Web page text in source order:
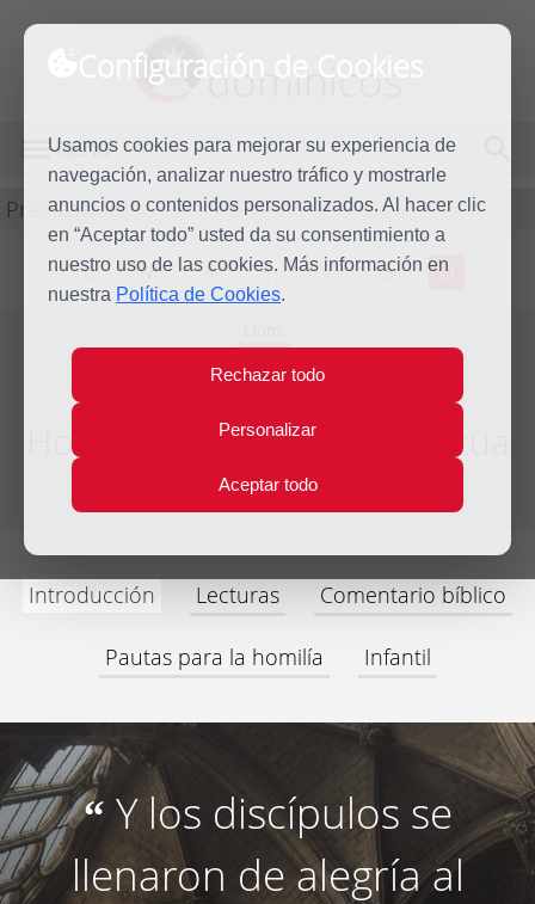
Configuración de Cookies
Usamos cookies para mejorar su experiencia de
navegación, analizar nuestro tráfico y mostrarle
anuncios o contenidos personalizados. Al hacer clic
en “Aceptar todo” usted da su consentimiento a
nuestro uso de las cookies. Más información en
nuestra Política de Cookies.
Rechazar todo
Personalizar
Aceptar todo
dominicos
MENÚ
Predicación
L M X J V S D
15
Abr
Homilía II Domingo de Pascua
Año litúrgico 2011 - 2012 - (Ciclo B)
Introducción Lecturas Comentario bíblico
Pautas para la homilía Infantil
“ Y los discípulos se
llenaron de alegría al